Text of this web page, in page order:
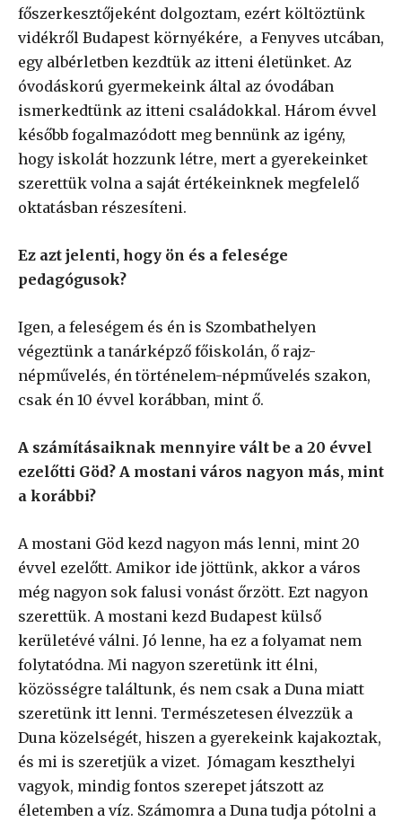
főszerkesztőjeként dolgoztam, ezért költöztünk
vidékről Budapest környékére, a Fenyves utcában,
egy albérletben kezdtük az itteni életünket. Az
óvodáskorú gyermekeink által az óvodában
ismerkedtünk az itteni családokkal. Három évvel
később fogalmazódott meg bennünk az igény,
hogy iskolát hozzunk létre, mert a gyerekeinket
szerettük volna a saját értékeinknek megfelelő
oktatásban részesíteni.
Ez azt jelenti, hogy ön és a felesége
pedagógusok?
Igen, a feleségem és én is Szombathelyen
végeztünk a tanárképző főiskolán, ő rajz-
népművelés, én történelem-népművelés szakon,
csak én 10 évvel korábban, mint ő.
A számításaiknak mennyire vált be a 20 évvel
ezelőtti Göd? A mostani város nagyon más, mint
a korábbi?
A mostani Göd kezd nagyon más lenni, mint 20
évvel ezelőtt. Amikor ide jöttünk, akkor a város
még nagyon sok falusi vonást őrzött. Ezt nagyon
szerettük. A mostani kezd Budapest külső
kerületévé válni. Jó lenne, ha ez a folyamat nem
folytatódna. Mi nagyon szeretünk itt élni,
közösségre találtunk, és nem csak a Duna miatt
szeretünk itt lenni. Természetesen élvezzük a
Duna közelségét, hiszen a gyerekeink kajakoztak,
és mi is szeretjük a vizet. Jómagam keszthelyi
vagyok, mindig fontos szerepet játszott az
életemben a víz. Számomra a Duna tudja pótolni a